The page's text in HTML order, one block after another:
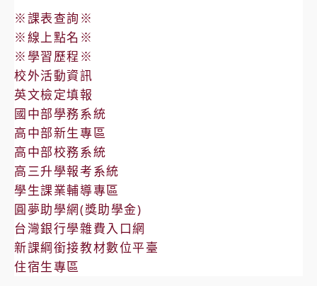
試
入
學
新
生
報
到
操
作
流
程
※課表查詢※
※線上點名※
※學習歷程※
校外活動資訊
英文檢定填報
國中部學務系統
高中部新生專區
高中部校務系統
高三升學報考系統
學生課業輔導專區
圓夢助學網(獎助學金)
台灣銀行學雜費入口網
新課綱銜接教材數位平臺
住宿生專區